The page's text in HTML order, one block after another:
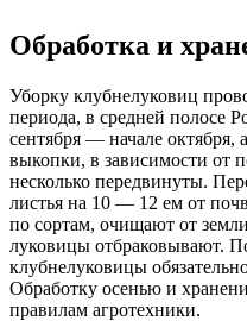
Обработка и
Уборку клубнелуковиц
периода, в средней полосе
сентября — начале
выкопки, в зависимости от
несколько передвинуты.
листья на 10 — 12 ем от
по сортам, очищают от
луковицы отбраковывают.
клубнелуковицы
Обработку осенью и
правилам агротехники.